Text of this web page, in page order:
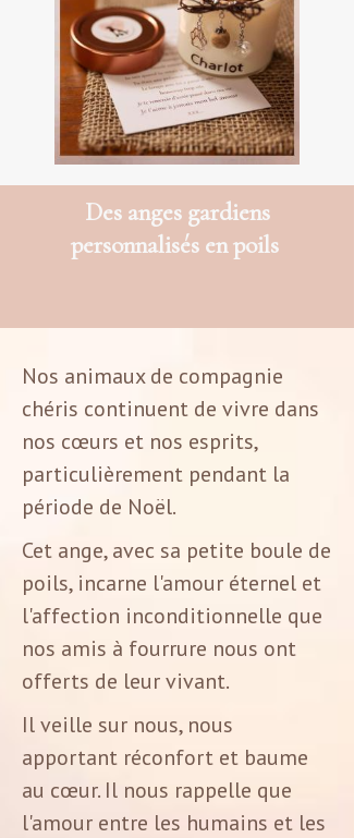
Des anges gardiens
personnalisés en poils
Nos animaux de compagnie
chéris continuent de vivre dans
nos cœurs et nos esprits,
particulièrement pendant la
période de Noël.
Cet ange, avec sa petite boule de
poils, incarne l'amour éternel et
l'affection inconditionnelle que
nos amis à fourrure nous ont
offerts de leur vivant.
Il veille sur nous, nous
apportant réconfort et baume
au cœur. Il nous rappelle que
l'amour entre les humains et les